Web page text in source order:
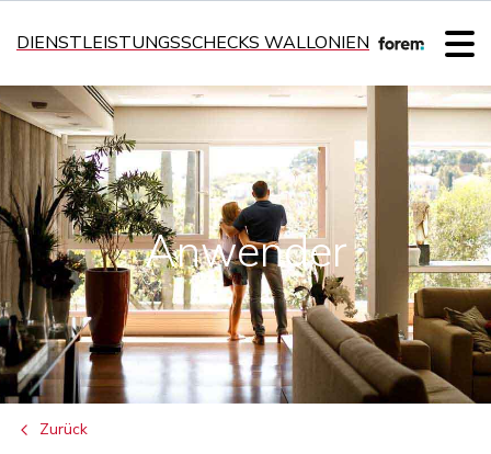
DIENSTLEISTUNGSSCHECKS WALLONIEN
Anwender
Zurück